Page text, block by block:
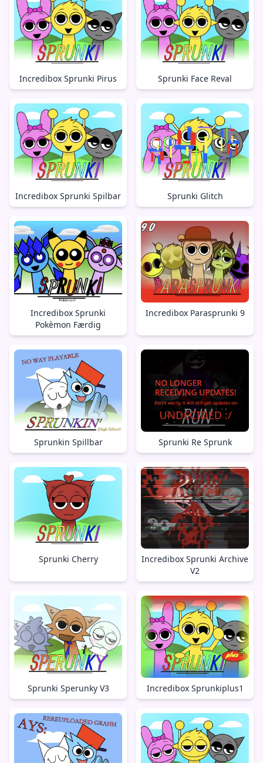
Incredibox Sprunki Pirus Sprunki Face Reval
Incredibox Sprunki Spilbar Sprunki Glitch
Incredibox Sprunki
Pokèmon Færdig
Incredibox Parasprunki 9
Sprunkin Spillbar Sprunki Re Sprunk
Sprunki Cherry
Incredibox Sprunki Archive
V2
Sprunki Sperunky V3 Incredibox Sprunkiplus1